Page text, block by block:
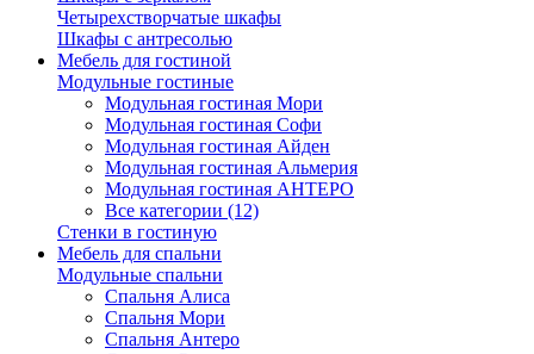
Четырехстворчатые шкафы
Шкафы с антресолью
Мебель для гостиной
Модульные гостиные
Модульная гостиная Мори
Модульная гостиная Софи
Модульная гостиная Айден
Модульная гостиная Альмерия
Модульная гостиная АНТЕРО
Все категории (12)
Стенки в гостиную
Мебель для спальни
Модульные спальни
Спальня Алиса
Спальня Мори
Спальня Антеро